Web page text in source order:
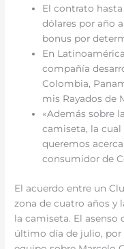
El contrato
dólares por año
bonus por
En
compañía
Colombia,
mis Rayados de
«Además sobre
camiseta, la
queremos
consumidor de
El acuerdo entre un
zona de cuatro años y
la camiseta. El
último día de julio, por